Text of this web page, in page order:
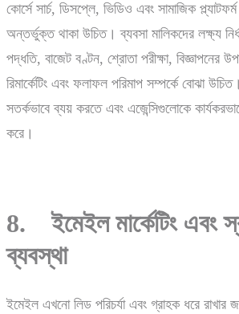
কোর্সে সার্চ, ডিসপ্লে, ভিডিও এবং সামাজিক
অন্তর্ভুক্ত থাকা উচিত। ব্যবসা মালিকদের লক্ষ্য
পদ্ধতি, বাজেট বণ্টন, শ্রোতা পরীক্ষা, বিজ্ঞাপনের
রিমার্কেটিং এবং ফলাফল পরিমাপ সম্পর্কে বোঝা
সতর্কভাবে ব্যয় করতে এবং এজেন্সিগুলোকে
করে।
8. ইমেইল মার্কেটিং এবং
ব্যবস্থা
ইমেইল এখনো লিড পরিচর্যা এবং গ্রাহক ধরে